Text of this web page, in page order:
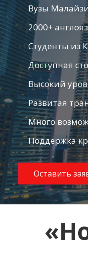
Вузы
2000+
Студенты из
Доступная
Высокий
Развитая
Много
Поддержка
Оставить